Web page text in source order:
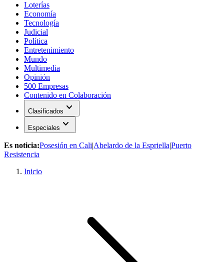
Loterías
Economía
Tecnología
Judicial
Política
Entretenimiento
Mundo
Multimedia
Opinión
500 Empresas
Contenido en Colaboración
Clasificados expand_more
Especiales expand_more
Es noticia:Posesión en Cali|Abelardo de la Espriella|Puerto
Resistencia
Inicio